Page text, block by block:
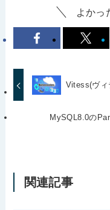
よかっ
Vitess(ヴィ
MySQL8.0の
関連記事